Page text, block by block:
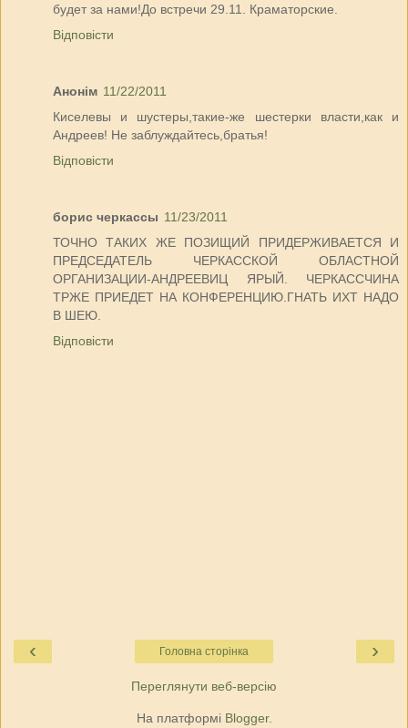
будет за нами!До встречи 29.11. Краматорские.
Відповісти
Анонім 11/22/2011
Киселевы и шустеры,такие-же шестерки власти,как и
Андреев! Не заблуждайтесь,братья!
Відповісти
борис черкассы 11/23/2011
ТОЧНО ТАКИХ ЖЕ ПОЗИЩИЙ ПРИДЕРЖИВАЕТСЯ И
ПРЕДСЕДАТЕЛЬ ЧЕРКАССКОЙ ОБЛАСТНОЙ
ОРГАНИЗАЦИИ-АНДРЕЕВИЦ ЯРЫЙ. ЧЕРКАССЧИНА
ТРЖЕ ПРИЕДЕТ НА КОНФЕРЕНЦИЮ.ГНАТЬ ИХТ НАДО
В ШЕЮ.
Відповісти
‹ ›
Головна сторінка
Переглянути веб-версію
На платформі Blogger.